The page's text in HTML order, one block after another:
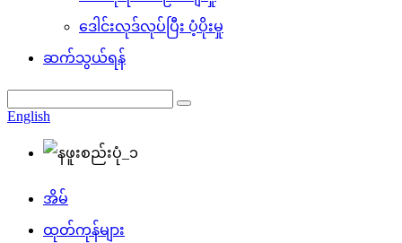
ဒေါင်းလုဒ်လုပ်ပြီး ပံ့ပိုးမှု
ဆက်သွယ်ရန်
English
အိမ်
ထုတ်ကုန်များ